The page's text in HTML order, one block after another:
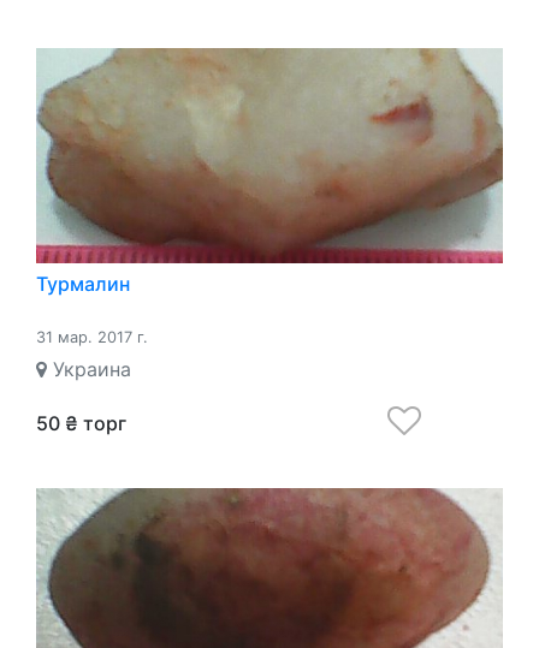
Турмалин
31 мар. 2017 г.
Украина
50 ₴ торг